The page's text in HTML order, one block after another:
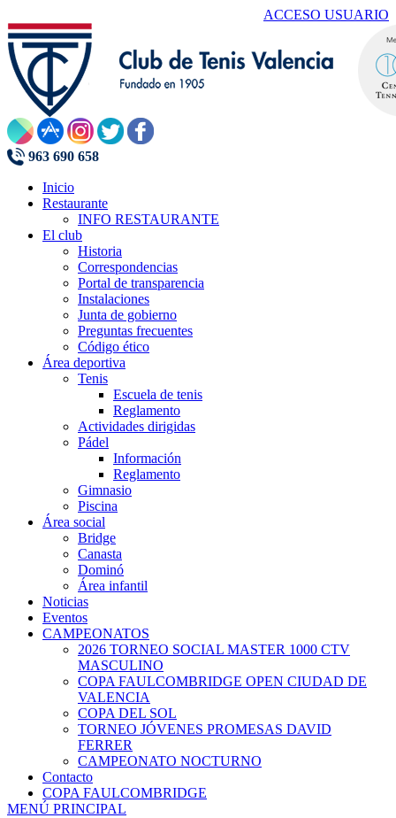
ACCESO USUARIO
963 690 658
Inicio
Restaurante
INFO RESTAURANTE
El club
Historia
Correspondencias
Portal de transparencia
Instalaciones
Junta de gobierno
Preguntas frecuentes
Código ético
Área deportiva
Tenis
Escuela de tenis
Reglamento
Actividades dirigidas
Pádel
Información
Reglamento
Gimnasio
Piscina
Área social
Bridge
Canasta
Dominó
Área infantil
Noticias
Eventos
CAMPEONATOS
2026 TORNEO SOCIAL MASTER 1000 CTV
MASCULINO
COPA FAULCOMBRIDGE OPEN CIUDAD DE
VALENCIA
COPA DEL SOL
TORNEO JÓVENES PROMESAS DAVID
FERRER
CAMPEONATO NOCTURNO
Contacto
COPA FAULCOMBRIDGE
MENÚ PRINCIPAL